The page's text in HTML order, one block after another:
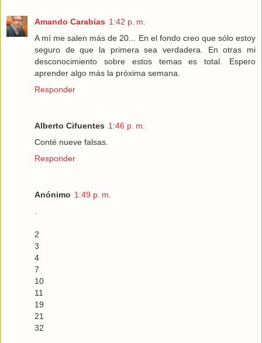
Amando Carabias 1:42 p. m.
A mí me salen más de 20... En el fondo creo que sólo estoy
seguro de que la primera sea verdadera. En otras mi
desconocimiento sobre estos temas es total. Espero
aprender algo más la próxima semana.
Responder
Alberto Cifuentes 1:46 p. m.
Conté nueve falsas.
Responder
Anónimo 1:49 p. m.
2
3
4
7
10
11
19
21
32